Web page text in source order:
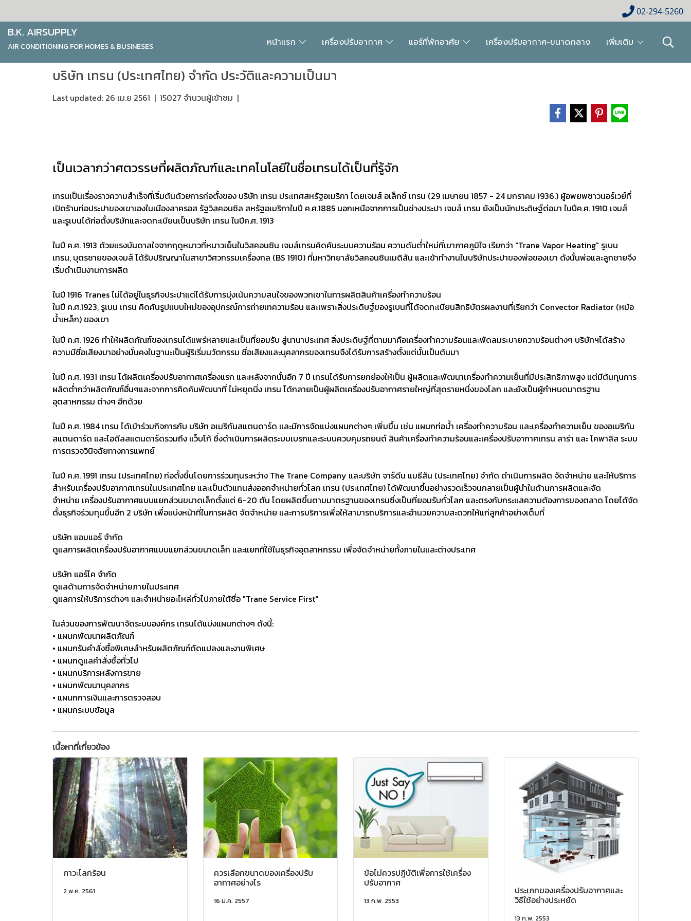
02-294-5260
B.K. AIRSUPPLY
AIR CONDITIONING FOR HOMES & BUSINESES หน้าแรก เครื่องปรับอากาศ แอร์ที่พักอาศัย เครื่องปรับอากาศ-ขนาดกลาง เพิ่มเติม
บริษัท เทรน (ประเทศไทย) จำกัด ประวัติและความเป็นมา
Last updated: 26 เม.ย 2561 | 15027 จำนวนผู้เข้าชม |
เป็นเวลากว่าศตวรรษที่ผลิตภัณฑ์และเทคโนโลยีในชื่อเทรนได้เป็นที่รู้จัก
เทรนเป็นเรื่องราวความสำเร็จที่เริ่มต้นด้วยการก่อตั้งของ บริษัท เทรน ประเทศสหรัฐอเมริกา โดยเจมส์ อเล็กซ์ เทรน (29 เมษายน 1857 - 24 มกราคม 1936.) ผู้อพยพชาวนอร์เวย์ที่
เปิดร้านท่อประปาของเขาเองในเมืองลาครอส รัฐวิสคอนซิล สหรัฐอเมริกาในปี ค.ศ.1885 นอกเหนือจากการเป็นช่างประปา เจมส์ เทรน ยังเป็นนักประดิษฐ์ต่อมา ในปีค.ศ. 1910 เจมส์
และรูเบนได้ก่อตั้งบริษัทและจดทะเบียนเป็นบริษัท เทรน ในปีค.ศ. 1913
ในปี ค.ศ. 1913 ด้วยแรงบันดาลใจจากฤดูหนาวที่หนาวเย็นในวิสคอนซิน เจมส์เทรนคิดค้นระบบความร้อน ความดันต่ำใหม่ที่เขาภาคภูมิใจ เรียกว่า "Trane Vapor Heating" รูเบน
เทรน, บุตรชายของเจมส์ ได้รับปริญญาในสาขาวิศวกรรมเครื่องกล (BS 1910) ที่มหาวิทยาลัยวิสคอนซินเมดิสัน และเข้าทำงานในบริษัทประปาของพ่อของเขา ดังนั้นพ่อและลูกชายจึง
เริ่มดำเนินงานการผลิต
ในปี 1916 Tranes ไม่ได้อยู่ในธุรกิจประปาแต่ได้รับการมุ่งเน้นความสนใจของพวกเขาในการผลิตสินค้าเครื่องทำความร้อน
ในปี ค.ศ.1923, รูเบน เทรน คิดค้นรูปแบบใหม่ของอุปกรณ์การถ่ายเทความร้อน และเพราะสิ่งประดิษฐ์ของรูเบนที่ได้จดทะเบียนสิทธิบัตรผลงานที่เรียกว่า Convector Radiator (หม้อ
น้ำเหล็ก) ของเขา
ในปี ค.ศ. 1926 ทำให้ผลิตภัณฑ์ของเทรนได้แพร่หลายและเป็นที่ยอมรับ สู่นานาประเทศ สิ่งประดิษฐ์ที่ตามมาคือเครื่องทำความร้อนและพัดลมระบายความร้อนต่างๆ บริษัทฯได้สร้าง
ความมีชื่อเสียงมาอย่างมั่นคงในฐานะเป็นผู้ริเริ่มนวัตกรรม ชื่อเสียงและบุคลากรของเทรนจืงได้รับการสร้างตั้งแต่นั้นเป็นต้นมา
ในปี ค.ศ. 1931 เทรน ได้ผลิตเครื่องปรับอากาศเครื่องแรก และหลังจากนั้นอีก 7 ปี เทรนได้รับการยกย่องให้เป็น ผู้ผลิตและพัฒนาเครื่องทำความเย็นที่มีประสิทธิภาพสูง แต่มีต้นทุนการ
ผลิตต่ำกว่าผลิตภัณฑ์อื่นๆและจากการคิดค้นพัฒนาที่ ไม่หยุดนิ่ง เทรน ได้กลายเป็นผู้ผลิตเครื่องปรับอากาศรายใหญ่ที่สุดรายหนึ่งของโลก และยังเป็นผู้กำหนดมาตรฐาน
อุตสาหกรรม ต่างๆ อีกด้วย
ในปี ค.ศ. 1984 เทรน ได้เข้าร่วมกิจการกับ บริษัท อเมริกันสแตนดาร์ด และมีการจัดแบ่งแผนกต่างๆ เพิ่มขึ้น เช่น แผนกท่อน้ำ เครื่องทำความร้อน และเครื่องทำความเย็น ของอเมริกัน
สแตนดาร์ด และไอดีลสแตนดาร์ดรวมถึง แว็บโก้ ซึ่งดำเนินการผลิตระบบเบรกและระบบควบคุมรถยนต์ สินค้าเครื่องทำความร้อนและเครื่องปรับอากาศเทรน ลาร่า และ โคพาลิส ระบบ
การตรวจวินิจฉัยทางการแพทย์
ในปี ค.ศ. 1991 เทรน (ประเทศไทย) ก่อตั้งขึ้นโดยการร่วมทุนระหว่าง The Trane Company และบริษัท จาร์ดีน แมธีสัน (ประเทศไทย) จำกัด ดำเนินการผลิต จัดจำหน่าย และให้บริการ
สำหรับเครื่องปรับอากาศเทรนในประเทศไทย และเป็นตัวแทนส่งออกจำหน่ายทั่วโลก เทรน (ประเทศไทย) ได้พัฒนาขึ้นอย่างรวดเร็วจนกลายเป็นผู้นำในด้านการผลิตและจัด
จำหน่าย เครื่องปรับอากาศแบบแยกส่วนขนาดเล็กตั้งแต่ 6-20 ตัน โดยผลิตขึ้นตามมาตรฐานของเทรนซึ่งเป็นที่ยอมรับทั่วโลก และตรงกับกระแสความต้องการของตลาด โดยได้จัด
ตั้งธุรกิจร่วมทุนขึ้นอีก 2 บริษัท เพื่อแบ่งหน้าที่ในการผลิต จัดจำหน่าย และการบริการเพื่อให้สามารถบริการและอำนวยความสะดวกให้แก่ลูกค้าอย่างเต็มที่
บริษัท แอมแอร์ จำกัด
ดูแลการผลิตเครื่องปรับอากาศแบบแยกส่วนขนาดเล็ก และแยกที่ใช้ในธุรกิจอุตสาหกรรม เพื่อจัดจำหน่ายทั้งภายในและต่างประเทศ
บริษัท แอร์โค จำกัด
ดูแลด้านการจัดจำหน่ายภายในประเทศ
ดูแลการให้บริการต่างๆ และจำหน่ายอะไหล่ทั่วไปภายใต้ชื่อ "Trane Service First"
ในส่วนของการพัฒนาจัดระบบองค์กร เทรนได้แบ่งแผนกต่างๆ ดังนี้:
• แผนกพัฒนาผลิตภัณฑ์
• แผนกรับคำสั่งซื้อพิเศษสำหรับผลิตภัณฑ์ดัดแปลงและงานพิเศษ
• แผนกดูแลคำสั่งซื้อทั่วไป
• แผนกบริการหลังการขาย
• แผนกพัฒนาบุคลากร
• แผนกการเงินและการตรวจสอบ
• แผนกระบบข้อมูล
เนื้อหาที่เกี่ยวข้อง
ภาวะโลกร้อน
2 พ.ค. 2561
ควรเลือกขนาดของเครื่องปรับ
อากาศอย่างไร
16 ม.ค. 2557
ข้อไม่ควรปฏิบัติเพื่อการใช้เครื่อง
ปรับอากาศ
13 ก.พ. 2553
ประเภทของเครื่องปรับอากาศและ
วิธีใช้อย่างประหยัด
13 ก.พ. 2553